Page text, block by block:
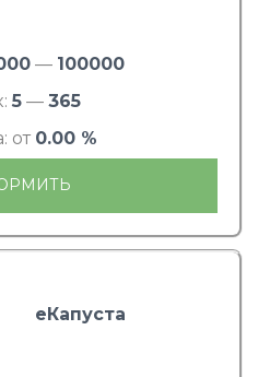
— 100000
5 — 365
от 0.00 %
еКапуста